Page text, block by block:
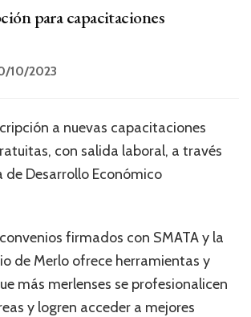
para capacitaciones
10/2023
a nuevas capacitaciones
con salida laboral, a través
de Desarrollo Económico
firmados con SMATA y la
de Merlo ofrece herramientas y
más merlenses se profesionalicen
y logren acceder a mejores